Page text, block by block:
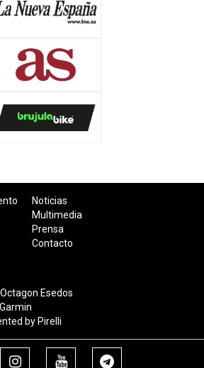
Noticias
Multimedia
Prensa
Contacto
Esedos
by Pirelli